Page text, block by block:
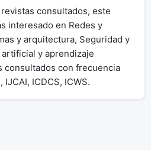
consultados, este
interesado en Redes y
y arquitectura, Seguridad y
y aprendizaje
consultados con frecuencia
ICDCS, ICWS.